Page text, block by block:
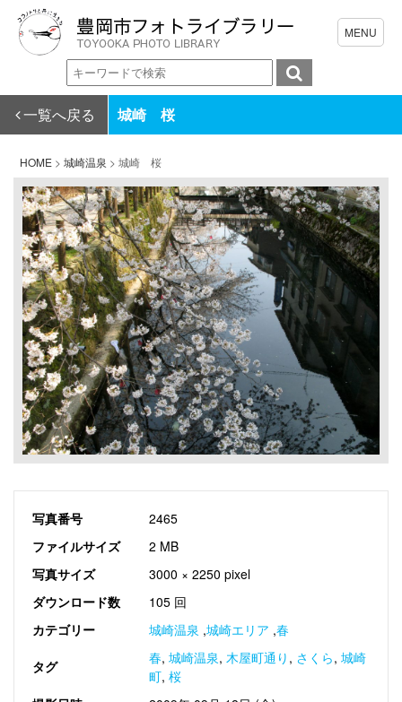
一覧へ戻る 城崎 桜
HOME > 城崎温泉 > 城崎 桜
写真番号
2465
ファイルサイズ
2 MB
写真サイズ
3000 × 2250 pixel
ダウンロード数
105 回
カテゴリー
城崎温泉 ,城崎エリア ,春
タグ 春, 城崎温泉, 木屋町通り , さくら, 城崎
町, 桜